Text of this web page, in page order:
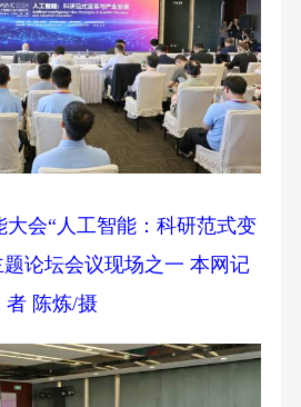
大会“人工智能：科研范式变
论坛会议现场之一 本网记
者 陈炼/摄